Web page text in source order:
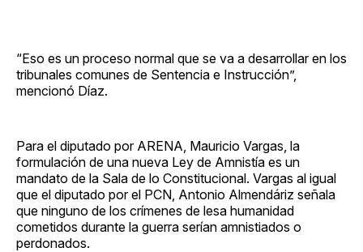
“Eso es un proceso normal que se va a desarrollar en los
tribunales comunes de Sentencia e Instrucción”,
mencionó Díaz.
Para el diputado por ARENA, Mauricio Vargas, la
formulación de una nueva Ley de Amnistía es un
mandato de la Sala de lo Constitucional. Vargas al igual
que el diputado por el PCN, Antonio Almendáriz señala
que ninguno de los crímenes de lesa humanidad
cometidos durante la guerra serían amnistiados o
perdonados.